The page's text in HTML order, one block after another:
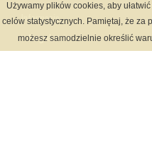
Informacje
Regulamin
Używamy plików cookies, aby
celów statystycznych. Pamiętaj, że za
możesz samodzielnie określić